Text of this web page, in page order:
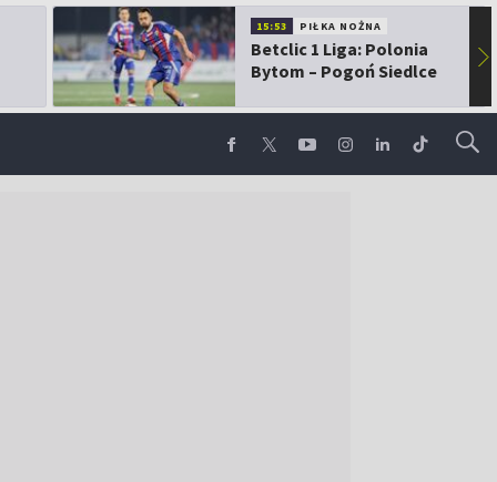
15:53 PIŁKA NOŻNA
Betclic 1 Liga: Polonia
Bytom – Pogoń Siedlce
▶